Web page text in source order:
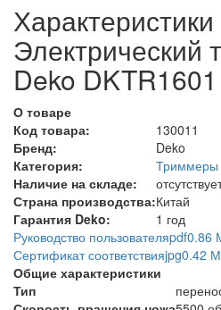
Характеристики
Электрический
Deko
О товаре
Код товара:
130011
Бренд:
Deko
Категория:
Триммеры
Наличие на складе:
Страна производства:Китай
Гарантия Deko:
1 год
Руководство пользователяpdf0.86
Сертификат соответствияjpg0.42
Общие характеристики
Тип